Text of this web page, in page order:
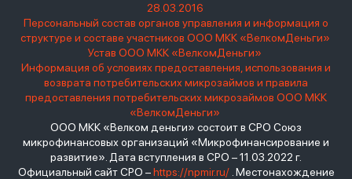
28.03.2016
Персональный состав органов управления и информация о
структуре и составе участников ООО МКК «ВелкомДеньги»
Устав ООО МКК «ВелкомДеньги»
Информация об условиях предоставления, использования и
возврата потребительских микрозаймов и правила
предоставления потребительских микрозаймов ООО МКК
«ВелкомДеньги»
ООО МКК «Велком деньги» состоит в СРО Союз
микрофинансовых организаций «Микрофинансирование и
развитие». Дата вступления в СРО – 11.03.2022 г.
Официальный сайт СРО –https://npmir.ru/. Местонахождение